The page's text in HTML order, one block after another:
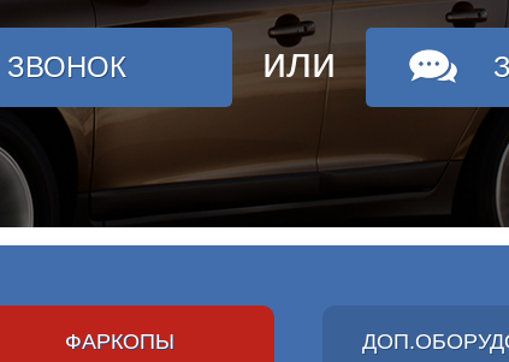
или
ФАРКОПЫ